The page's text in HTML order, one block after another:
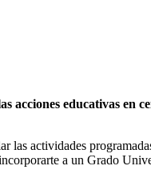
acciones educativas en
actividades
a un Grado